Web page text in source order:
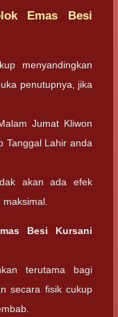
Emas Besi
menyandingkan
penutupnya, jika
Jumat Kliwon
Tanggal Lahir anda
akan ada efek
Besi Kursani
terutama bagi
secara fisik cukup